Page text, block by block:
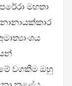
මහතා
වගකීම ඔහු